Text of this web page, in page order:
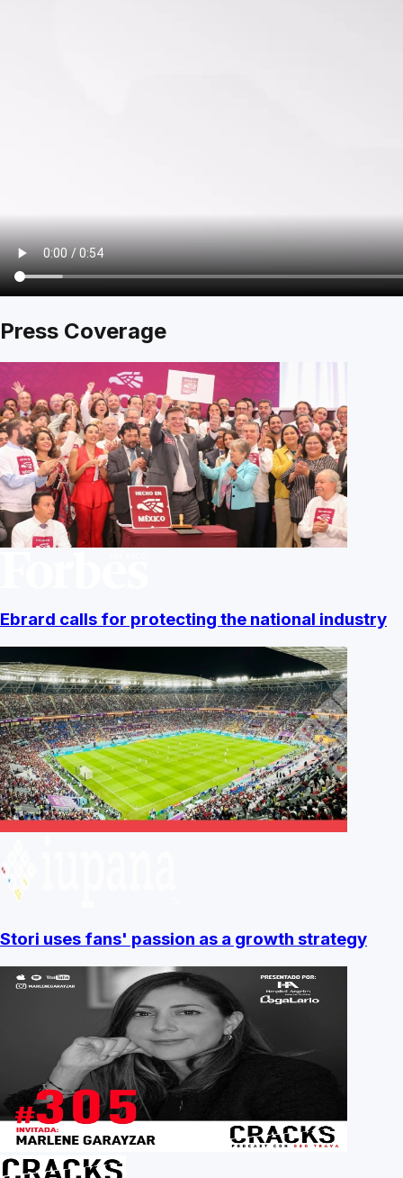
Press Coverage
Ebrard calls for protecting the national industry
Stori uses fans' passion as a growth strategy